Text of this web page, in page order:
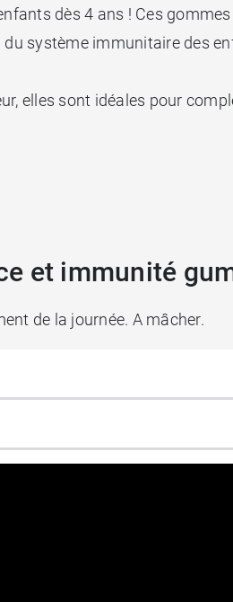
dès 4 ans ! Ces
système immunitaire des
elles sont idéales pour
et immunité
de la journée. A mâcher.
la sécurité.